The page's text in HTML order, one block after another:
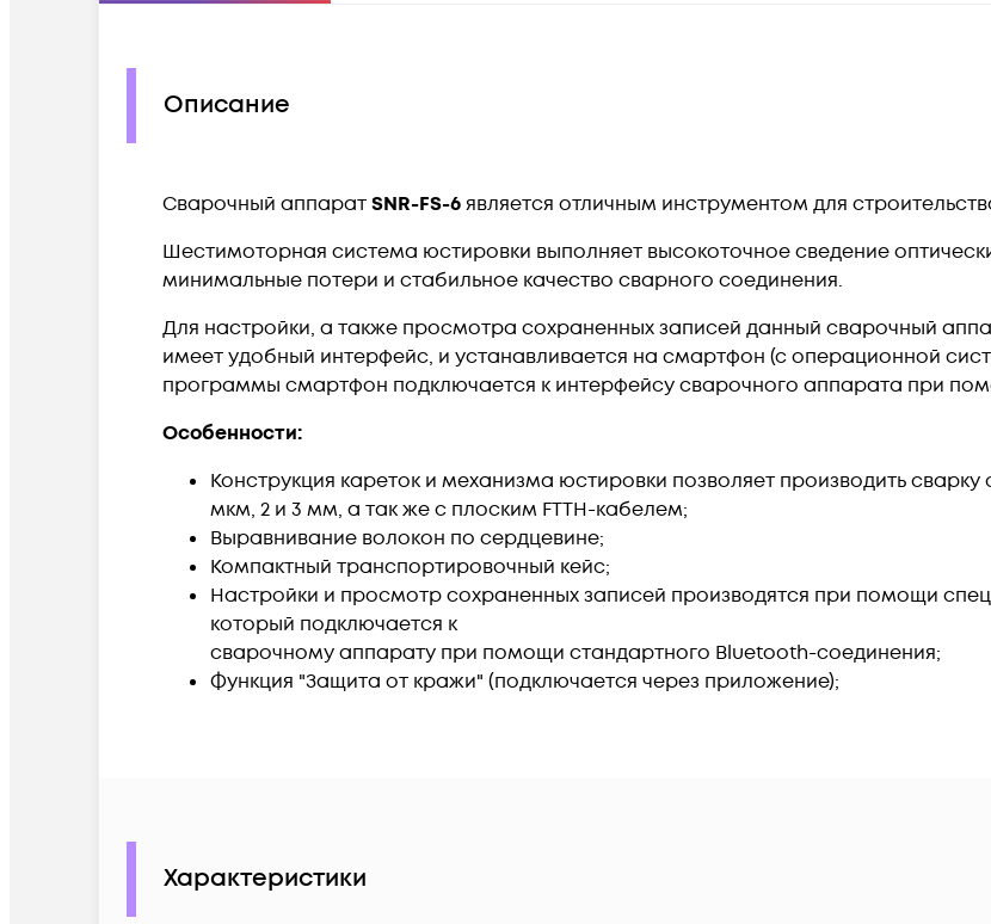
Описание
Сварочный аппаратSNR-FS-6является отличным инструментом для
Шестимоторная система юстировки выполняет высокоточное сведение
минимальные потери и стабильное качество сварного соединения.
Для настройки, а также просмотра сохраненных записей данный сварочный
имеет удобный интерфейс, и устанавливается на смартфон (с операционной
программы смартфон подключается к интерфейсу сварочного аппарата при
Особенности:
Конструкция кареток и механизма юстировки позволяет производить
мкм, 2 и 3 мм, а так же с плоским FTTH-кабелем;
Выравнивание волокон по сердцевине;
Компактный транспортировочный кейс;
Настройки и просмотр сохраненных записей производятся при помощи
который подключается к
сварочному аппарату при помощи стандартного Bluetooth-соединения;
Функция "Защита от кражи" (подключается через приложение);
Характеристики